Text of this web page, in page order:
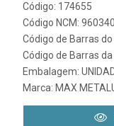
Código: 174655
Código NCM:
Código de Barras
Código de Barras
Embalagem:
Marca: MAX